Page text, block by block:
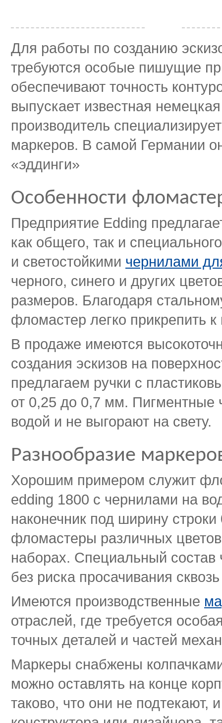
Для работы по созданию
требуются особые пишущие
обеспечивают точность
выпускает известная
производитель
маркеров. В самой Германии
«эддинги»
Особенности
Предприятие Edding
как общего, так и
и светостойкими чернилами
черного, синего и других
размеров. Благодаря
фломастер легко прикрепить
В продаже имеются
создания эскизов на
предлагаем ручки с
от 0,25 до 0,7 мм. Пигментные
водой и не выгорают на свету.
Разнообразие
Хорошим примером служит
edding 1800 с чернилами на
наконечник под ширину
фломастеры различных
наборах. Специальный
без риска просачивания
Имеются производственные
отраслей, где требуется
точных деталей и частей
Маркеры снабжены
можно оставлять на конце
таково, что они не подтекают,